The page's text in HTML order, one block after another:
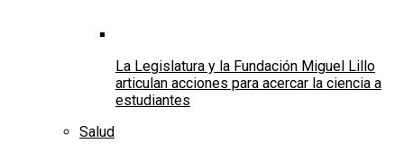
La Legislatura y la Fundación Miguel Lillo
articulan acciones para acercar la ciencia a
estudiantes
Salud